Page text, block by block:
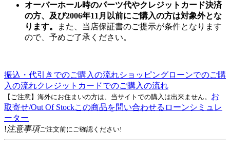
オーバーホール時のパーツ代やクレジットカード決済
の方、及び2006年11月以前にご購入の方は対象外とな
ります。
また、当店保証書のご提示が条件となります
ので、予めご了承ください。
振込・代引きでのご購入の流れショッピングローンでのご購
入の流れクレジットカードでのご購入の流れ
【ご注意】海外にお住まいの方は、当サイトでの購入は出来ません。 お
取寄せ/Out Of Stockこの商品を問い合わせる ローンシミュレ
ーター
!注意事項ご注文前にご確認ください!